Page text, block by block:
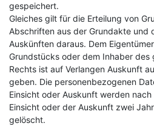
gespeichert.
Gleiches gilt für die Erteilung von
Abschriften aus der Grundakte und
Auskünften daraus. Dem
Grundstücks oder dem Inhaber
Rechts ist auf Verlangen Auskunft
geben. Die personenbezogenen
Einsicht oder Auskunft werden
Einsicht oder der Auskunft zwei
gelöscht.